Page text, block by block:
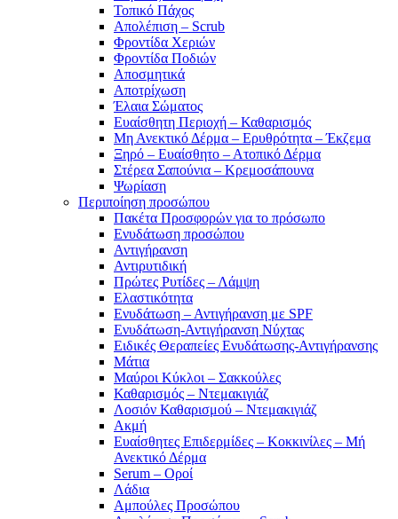
Τοπικό Πάχος
Απολέπιση – Scrub
Φροντίδα Χεριών
Φροντίδα Ποδιών
Αποσμητικά
Αποτρίχωση
Έλαια Σώματος
Ευαίσθητη Περιοχή – Καθαρισμός
Μη Ανεκτικό Δέρμα – Ερυθρότητα – Έκζεμα
Ξηρό – Ευαίσθητο – Ατοπικό Δέρμα
Στέρεα Σαπούνια – Κρεμοσάπουνα
Ψωρίαση
Περιποίηση προσώπου
Πακέτα Προσφορών για το πρόσωπο
Ενυδάτωση προσώπου
Αντιγήρανση
Αντιρυτιδική
Πρώτες Ρυτίδες – Λάμψη
Ελαστικότητα
Ενυδάτωση – Αντιγήρανση με SPF
Ενυδάτωση-Αντιγήρανση Νύχτας
Ειδικές Θεραπείες Ενυδάτωσης-Αντιγήρανσης
Μάτια
Μαύροι Κύκλοι – Σακκούλες
Καθαρισμός – Ντεμακιγιάζ
Λοσιόν Καθαρισμού – Ντεμακιγιάζ
Ακμή
Ευαίσθητες Επιδερμίδες – Κοκκινίλες – Μή
Ανεκτικό Δέρμα
Serum – Οροί
Λάδια
Αμπούλες Προσώπου